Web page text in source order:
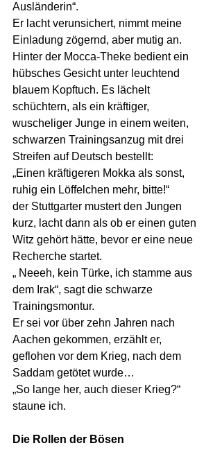
Ausländerin“.
Er lacht verunsichert, nimmt meine
Einladung zögernd, aber mutig an.
Hinter der Mocca-Theke bedient ein
hübsches Gesicht unter leuchtend
blauem Kopftuch. Es lächelt
schüchtern, als ein kräftiger,
wuscheliger Junge in einem weiten,
schwarzen Trainingsanzug mit drei
Streifen auf Deutsch bestellt:
„Einen kräftigeren Mokka als sonst,
ruhig ein Löffelchen mehr, bitte!“
der Stuttgarter mustert den Jungen
kurz, lacht dann als ob er einen guten
Witz gehört hätte, bevor er eine neue
Recherche startet.
„ Neeeh, kein Türke, ich stamme aus
dem Irak“, sagt die schwarze
Trainingsmontur.
Er sei vor über zehn Jahren nach
Aachen gekommen, erzählt er,
geflohen vor dem Krieg, nach dem
Saddam getötet wurde…
„So lange her, auch dieser Krieg?“
staune ich.
Die Rollen der Bösen